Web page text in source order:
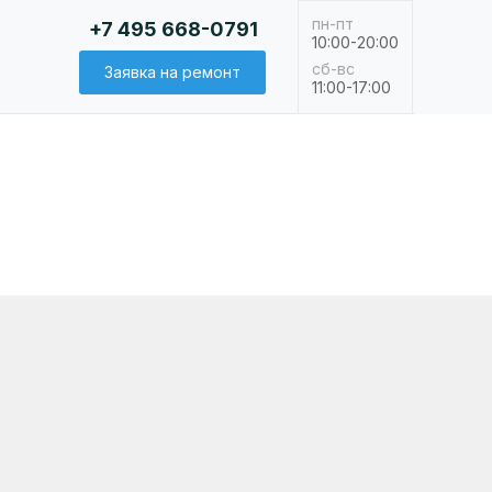
пн-пт
сб-вс
10:00-20:00
11:00-17:00
+7 495 668-0791
Заявка на ремонт